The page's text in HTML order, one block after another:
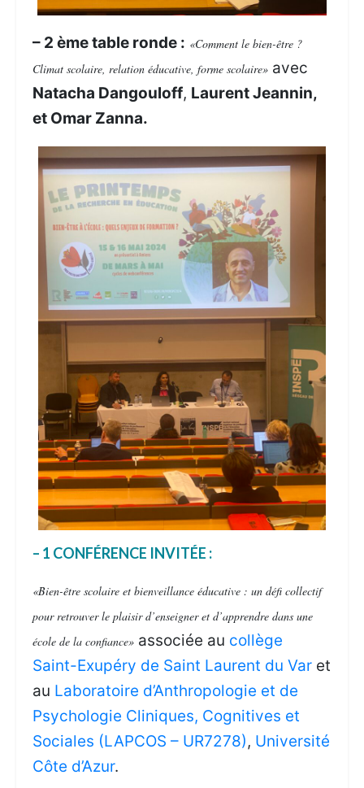
– 2 ème table ronde : «Comment le bien-être ?
Climat scolaire, relation éducative, forme scolaire» avec
Natacha Dangouloff, Laurent Jeannin,
et Omar Zanna.
– 1 CONFÉRENCE INVITÉE :
«Bien-être scolaire et bienveillance éducative : un défi collectif
pour retrouver le plaisir d’enseigner et d’apprendre dans une
école de la confiance» associée au collège
Saint-Exupéry de Saint Laurent du Var et
au Laboratoire d’Anthropologie et de
Psychologie Cliniques, Cognitives et
Sociales (LAPCOS – UR7278), Université
Côte d’Azur.